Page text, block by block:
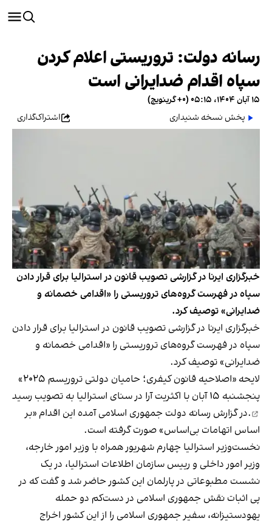
رسانه دولت: تروریستی اعلام کردن
سپاه اقدام ضدایرانی است
۱۵ آبان ۱۴۰۴، ۰۵:۱۵ (‎+۰ گرینویچ)
پخش نسخه شنیداری
اشتراک‌گذاری
خبرگزاری ایرنا در گزارشی تصویب قانون در استرالیا برای قرار دادن
سپاه در فهرست گروه‌های تروریستی را «اقدامی خصمانه و
ضدایرانی» توصیف کرد.
خبرگزاری ایرنا در گزارشی تصویب قانون در استرالیا برای قرار دادن
سپاه در فهرست گروه‌های تروریستی را «اقدامی خصمانه و
ضدایرانی» توصیف کرد.
لایحه «اصلاحیه قانون کیفری؛ حامیان دولتی تروریسم ۲۰۲۵»
پنجشنبه ۱۵ آبان با اکثریت آرا در سنای استرالیا به
تصویب رسید
.در گزارش رسانه دولت جمهوری اسلامی آمده این اقدام «بر
اساس اتهامات بی‌اساس» صورت گرفته است.
نخست‌وزیر استرالیا چهارم شهریور همراه با وزیر امور خارجه،
وزیر امور داخلی و رییس سازمان اطلاعات استرالیا، در یک
نشست مطبوعاتی در پارلمان این کشور حاضر شد و گفت که در
پی اثبات نقش جمهوری اسلامی در دست‌کم دو حمله
یهودستیزانه، سفیر جمهوری اسلامی را از این کشور اخراج